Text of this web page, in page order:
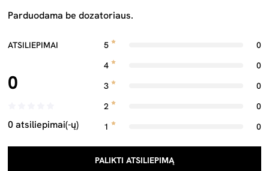
Parduodama be dozatoriaus.
ATSILIEPIMAI
0
0 atsiliepimai(-ų)
5
0
4
0
3
0
2
0
1
0
PALIKTI ATSILIEPIMĄ